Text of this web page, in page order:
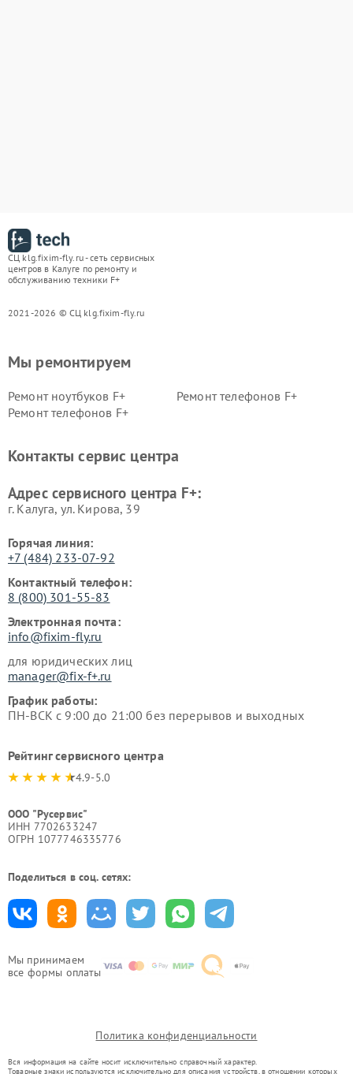
СЦ klg.fixim-fly.ru - сеть сервисных
центров в Калуге по ремонту и
обслуживанию техники F+
2021-2026 © СЦ klg.fixim-fly.ru
Мы принимаем
все формы оплаты
Мы ремонтируем
Ремонт ноутбуков F+
Ремонт телефонов F+
Ремонт телефонов F+
Контакты сервис центра
Адрес сервисного центра F+:
г. Калуга, ул. Кирова, 39
Горячая линия:
+7 (484) 233-07-92
Контактный телефон:
8 (800) 301-55-83
Электронная почта:
info@fixim-fly.ru
для юридических лиц
manager@fix-f+.ru
График работы:
ПН-ВСК с 9:00 до 21:00 без перерывов и выходных
Рейтинг сервисного центра
4.9-5.0
ООО "Русервис"
ИНН 7702633247
ОГРН 1077746335776
Поделиться в соц. сетях:
Политика конфиденциальности
Вся информация на сайте носит исключительно справочный характер.
Товарные знаки используются исключительно для описания устройств, в отношении которых